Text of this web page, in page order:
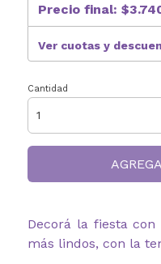
Precio final:
Ver cuotas y
Cantidad
Decorá la fiesta
más lindos, con la